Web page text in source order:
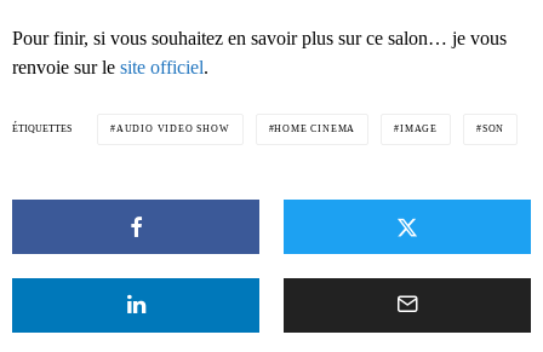
Pour finir, si vous souhaitez en savoir plus sur ce salon… je vous
renvoie sur le site officiel.
ÉTIQUETTES AUDIO VIDEO SHOW HOME CINEMA IMAGE SON